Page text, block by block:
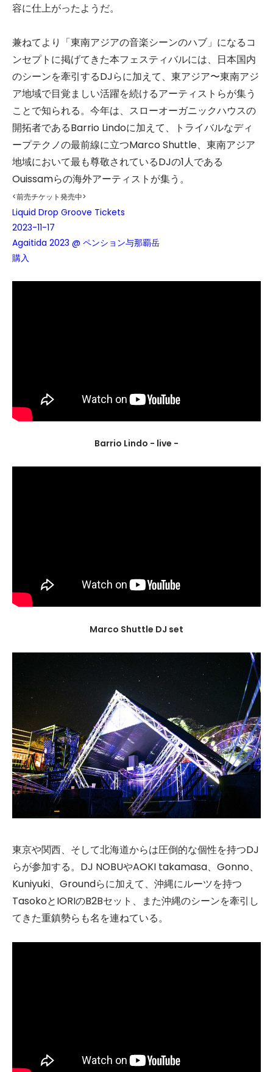
容に仕上がったようだ。
兼ねてより「東南アジアの音楽シーンのハブ」になるコ
ンセプトに掲げてきた本フェスティバルには、日本国内
のシーンを牽引するDJらに加えて、東アジア〜東南アジ
ア地域で目覚ましい活躍を続けるアーティストらが集う
ことで知られる。今年は、スローオーガニックハウスの
開拓者であるBarrio Lindoに加えて、トライバルなディ
ープテクノの最前線に立つMarco Shuttle、東南アジア
地域において最も尊敬されているDJの1人である
Ouissamらの海外アーティストが集う。
<前売チケット発売中>
Liquid Drop Groove Tickets
2023-11-17
Agaitida 2023 @ ペンション与那覇岳
購入
Barrio Lindo - live -
Marco Shuttle DJ set
東京や関西、そして北海道からは圧倒的な個性を持つDJ
らが参加する。DJ NOBUやAOKI takamasa、Gonno、
Kuniyuki、Groundらに加えて、沖縄にルーツを持つ
TasokoとIORIのB2Bセット、また沖縄のシーンを牽引し
てきた重鎮勢らも名を連ねている。